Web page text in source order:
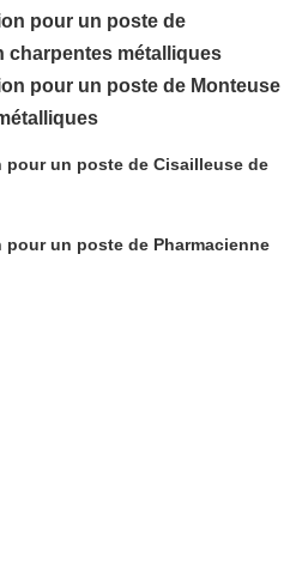
pour un poste de
charpentes métalliques
pour un poste de Monteuse
pour un poste de Cisailleuse de
un poste de Pharmacienne